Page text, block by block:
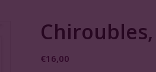
€16,00